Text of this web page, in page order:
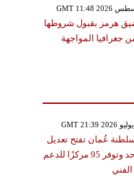
هرمز بقبول شروطها
جغرافيا المواجهة
عُمان تفتح تعديل
رغبات القبول الموحد وتوفر 95 مركزًا للدعم
الفني